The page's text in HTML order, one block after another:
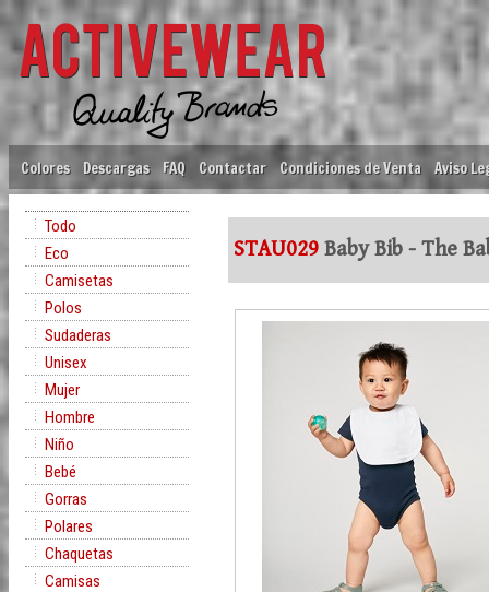
Colores Descargas FAQ Contactar Condiciones de Venta Aviso
Todo
Eco
Camisetas
Polos
Sudaderas
Unisex
Mujer
Hombre
Niño
Bebé
Gorras
Polares
Chaquetas
Camisas
STAU029 Baby Bib - The